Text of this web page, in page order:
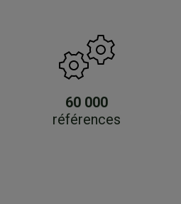
60 000
références